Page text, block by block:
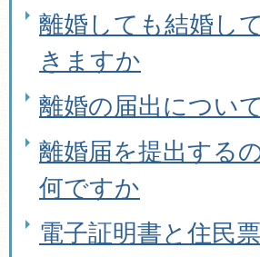
離婚しても結婚し
きますか
離婚の届出につい
離婚届を提出する
何ですか
電子証明書と住民